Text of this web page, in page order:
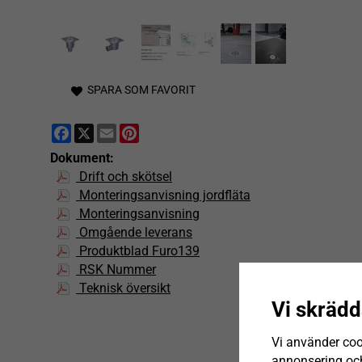
SPARA SOM FAVORIT
Facebook
X Email
Dokument:
Drift och skötsel
Monteringsanvisning jordfläta
Monteringsanvisning
Omgående leverans
Produktblad Furo139
RSK Nummer
Teknisk översikt
Vi
Vi använder